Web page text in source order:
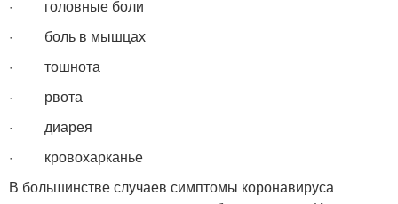
· головные боли
· боль в мышцах
· тошнота
· рвота
· диарея
· кровохарканье
В большинстве случаев симптомы коронавируса